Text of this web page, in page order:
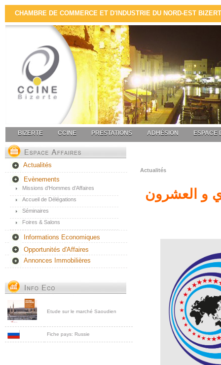
CHAMBRE DE COMMERCE ET D'INDUSTRIE DU NORD-EST
BIZERTE CCINE PRESTATIONS ADHÉSION ESPACE
Actualités
Evènements
Missions d’Hommes d’Affaires
Accueil de Délégations
Séminaires
Foires & Salons
Informations Economiques
Opportunités d'Affaires
Annonces Immobilières
Etude sur le marché Saoudien
Fiche pays: Russie
Actualités
و العشرون